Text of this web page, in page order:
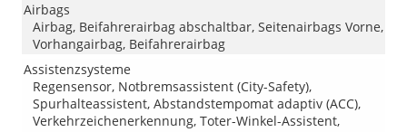
Airbags
Airbag, Beifahrerairbag abschaltbar, Seitenairbags Vorne,
Vorhangairbag, Beifahrerairbag
Assistenzsysteme
Regensensor, Notbremsassistent (City-Safety),
Spurhalteassistent, Abstandstempomat adaptiv (ACC),
Verkehrzeichenerkennung, Toter-Winkel-Assistent,